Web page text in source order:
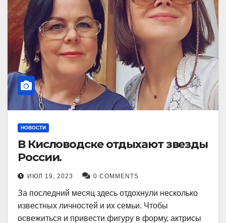
НОВОСТИ
В Кисловодске отдыхают звезды
России.
ИЮЛ 19, 2023 0 COMMENTS
За последний месяц здесь отдохнули несколько
известных личностей и их семьи. Чтобы
освежиться и привести фигуру в форму, актрисы